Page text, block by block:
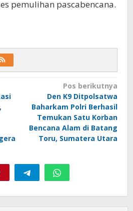
pemulihan pascabencana.
Pos berikutnya
Den K9 Ditpolsatwa
Baharkam Polri Berhasil
Temukan Satu Korban
Bencana Alam di Batang
Toru, Sumatera Utara